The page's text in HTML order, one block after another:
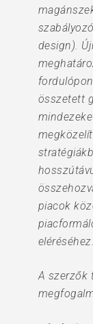
design).
összetett
piacok
eléréséhez.
A szerzők